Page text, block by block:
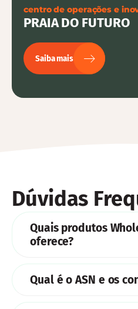
centro de operações e
PRAIA DO FUTURO
Saiba mais
Dúvidas
Quais produtos
oferece?
IP Transit (Link Dedicado),
Dark Fiber (Aluguel de
Peering (Conteúdo
Qual é o ASN e os